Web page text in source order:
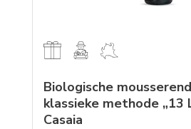
Biologische
klassieke methode „13
Casaia